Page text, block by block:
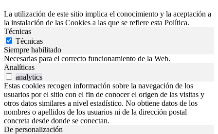
La utilización de este sitio implica el conocimiento y la aceptación a
la instalación de las Cookies a las que se refiere esta Política.
Técnicas
Técnicas
Siempre habilitado
Necesarias para el correcto funcionamiento de la Web.
Analíticas
analytics
Estas cookies recogen información sobre la navegación de los
usuarios por el sitio con el fin de conocer el origen de las visitas y
otros datos similares a nivel estadístico. No obtiene datos de los
nombres o apellidos de los usuarios ni de la dirección postal
concreta desde donde se conectan.
De personalización